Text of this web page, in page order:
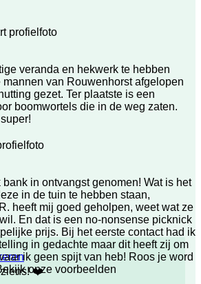
onze voorbeelden
veranda en hekwerk te hebben
van Rouwenhorst afgelopen
gezet. Ter plaatste is een
boomwortels die in de weg zaten.
in ontvangst genomen! Wat is het
in de tuin te hebben staan,
heeft mij goed geholpen, weet wat ze
En dat is een no-nonsense picknick
prijs. Bij het eerste contact had ik
in gedachte maar dit heeft zij om
ik geen spijt van heb! Roos je word
ziens! ❤️